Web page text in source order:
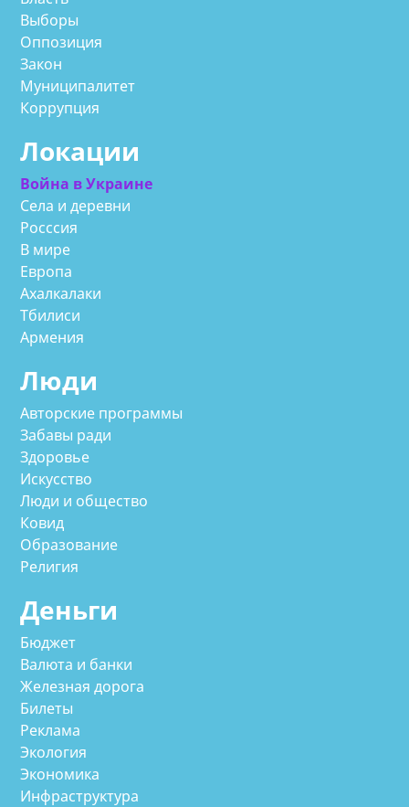
Выборы
Оппозиция
Закон
Муниципалитет
Коррупция
Локации
Война в Украине
Села и деревни
Росссия
В мире
Европа
Ахалкалаки
Тбилиси
Армения
Люди
Авторские программы
Забавы ради
Здоровье
Искусство
Люди и общество
Ковид
Образование
Религия
Деньги
Бюджет
Валюта и банки
Железная дорога
Билеты
Реклама
Экология
Экономика
Инфраструктура